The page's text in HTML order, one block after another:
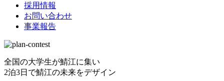
採用情報
お問い合わせ
事業報告
全国の大学生が鯖江に集い
2泊3日で鯖江の未来をデザイン